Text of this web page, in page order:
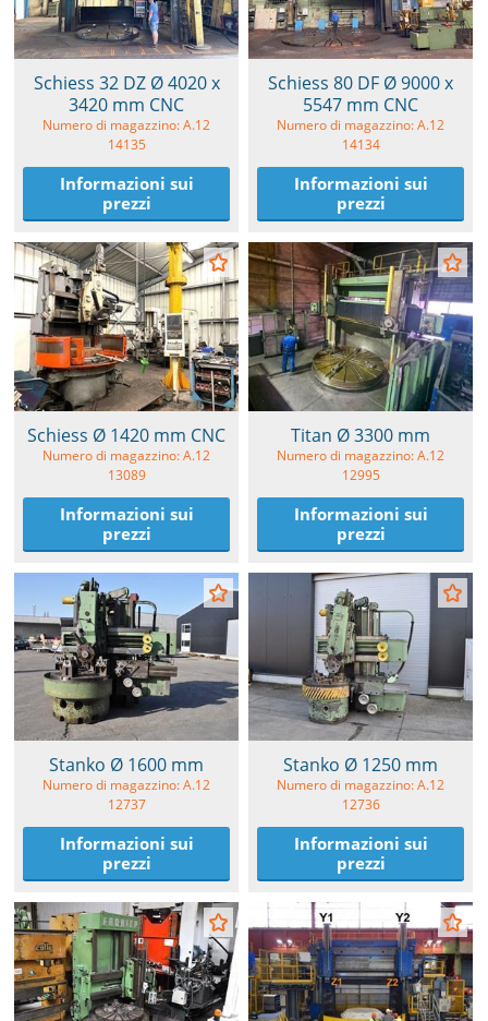
Schiess 32 DZ Ø 4020 x
3420 mm CNC
Numero di magazzino: A.12
14135
Informazioni sui
prezzi
Schiess 80 DF Ø 9000 x
5547 mm CNC
Numero di magazzino: A.12
14134
Informazioni sui
prezzi
Schiess Ø 1420 mm CNC
Numero di magazzino: A.12
13089
Informazioni sui
prezzi
Titan Ø 3300 mm
Numero di magazzino: A.12
12995
Informazioni sui
prezzi
Stanko Ø 1600 mm
Numero di magazzino: A.12
12737
Informazioni sui
prezzi
Stanko Ø 1250 mm
Numero di magazzino: A.12
12736
Informazioni sui
prezzi